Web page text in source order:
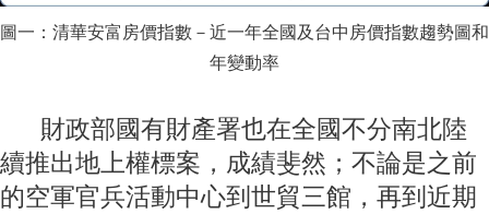
圖一：清華安富房價指數－近一年全國及台中房價指數趨勢圖和
年變動率
財政部國有財產署也在全國不分南北陸
續推出地上權標案，成績斐然；不論是之前
的空軍官兵活動中心到世貿三館，再到近期